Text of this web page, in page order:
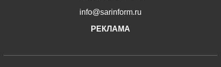
info@sarinform.ru
РЕКЛАМА